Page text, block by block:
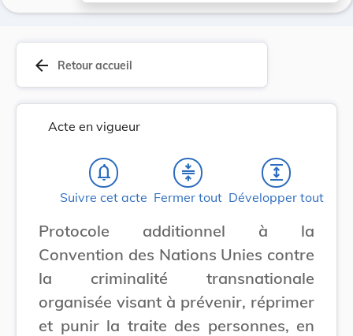
arrow_back Retour accueil
Acte en vigueur
notifications_none
Suivre cet acte
compress
Fermer tout
expand
Développer tout
Protocole additionnel à la
Convention des Nations Unies contre
la criminalité transnationale
organisée visant à prévenir, réprimer
et punir la traite des personnes, en